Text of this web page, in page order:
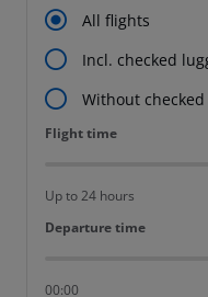
All flights
Incl. checked
Without checked
Flight time
Flight time
Up to 24 hours
Departure time
Departure time
00:00